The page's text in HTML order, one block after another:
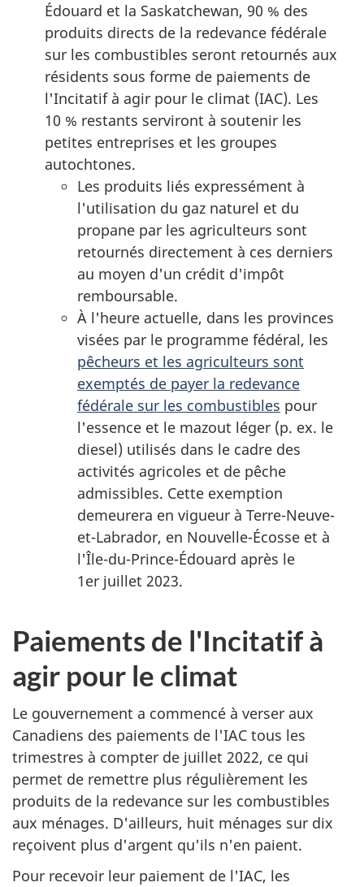
Édouard et la Saskatchewan, 90 % des
produits directs de la redevance fédérale
sur les combustibles seront retournés aux
résidents sous forme de paiements de
l'Incitatif à agir pour le climat (IAC). Les
10 % restants serviront à soutenir les
petites entreprises et les groupes
autochtones.
Les produits liés expressément à
l'utilisation du gaz naturel et du
propane par les agriculteurs sont
retournés directement à ces derniers
au moyen d'un crédit d'impôt
remboursable.
À l'heure actuelle, dans les provinces
visées par le programme fédéral, les
pêcheurs et les agriculteurs sont
exemptés de payer la redevance
fédérale sur les combustibles pour
l'essence et le mazout léger (p. ex. le
diesel) utilisés dans le cadre des
activités agricoles et de pêche
admissibles. Cette exemption
demeurera en vigueur à Terre-Neuve-
et-Labrador, en Nouvelle-Écosse et à
l'Île-du-Prince-Édouard après le
1er juillet 2023.
Paiements de l'Incitatif à
agir pour le climat
Le gouvernement a commencé à verser aux
Canadiens des paiements de l'IAC tous les
trimestres à compter de juillet 2022, ce qui
permet de remettre plus régulièrement les
produits de la redevance sur les combustibles
aux ménages. D'ailleurs, huit ménages sur dix
reçoivent plus d'argent qu'ils n'en paient.
Pour recevoir leur paiement de l'IAC, les